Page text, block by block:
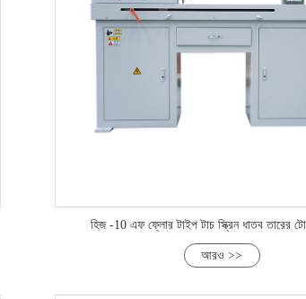
হিজ -10 এফ ফ্লোর টাইপ টাচ স্ক্রিন ধাতব তারের
আরও >>